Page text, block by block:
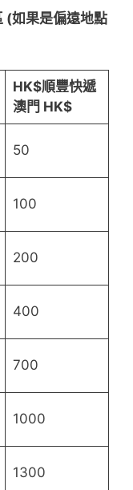
(如果是偏遠地點
HK$順豐快遞
澳門 HK$
50
100
200
400
700
1000
1300